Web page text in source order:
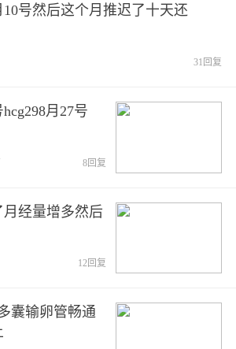
号然后这个月推迟了十天还
31回复
月27号
8回复
经量增多然后
12回复
囊输卵管畅通